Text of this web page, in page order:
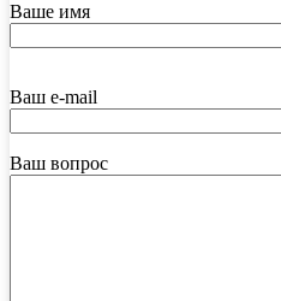
Ваше имя
Ваш e-mail
Ваш вопрос